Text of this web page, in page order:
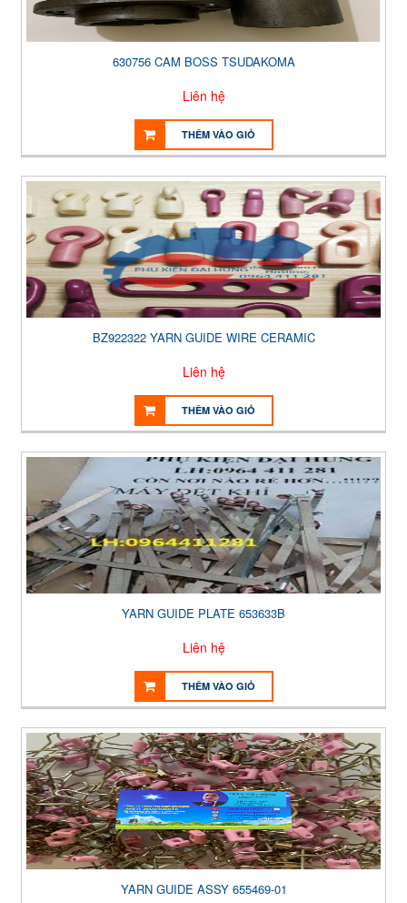
630756 CAM BOSS TSUDAKOMA
Liên hệ
THÊM VÀO GIỎ
BZ922322 YARN GUIDE WIRE CERAMIC
Liên hệ
THÊM VÀO GIỎ
YARN GUIDE PLATE 653633B
Liên hệ
THÊM VÀO GIỎ
YARN GUIDE ASSY 655469-01